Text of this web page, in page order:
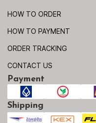
HOW TO ORDER
HOW TO PAYMENT
ORDER TRACKING
CONTACT US
Payment
Shipping